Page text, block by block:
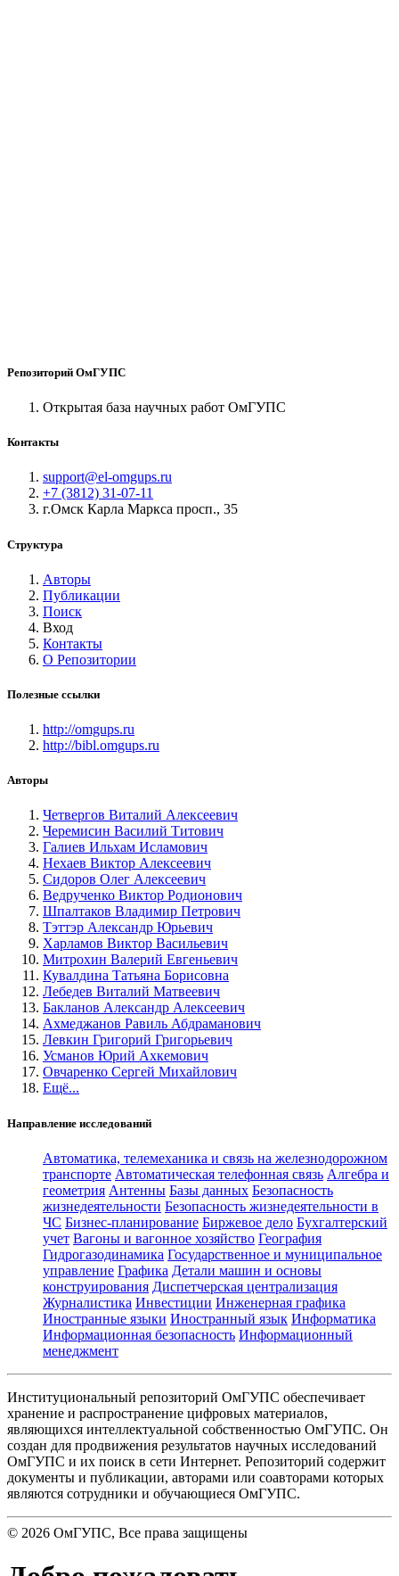
Репозиторий ОмГУПС
Открытая база научных работ ОмГУПС
Контакты
support@el-omgups.ru
+7 (3812) 31-07-11
г.Омск Карла Маркса просп., 35
Структура
Авторы
Публикации
Поиск
Вход
Контакты
О Репозитории
Полезные ссылки
http://omgups.ru
http://bibl.omgups.ru
Авторы
Четвергов Виталий Алексеевич
Черемисин Василий Титович
Галиев Ильхам Исламович
Нехаев Виктор Алексеевич
Сидоров Олег Алексеевич
Ведрученко Виктор Родионович
Шпалтаков Владимир Петрович
Тэттэр Александр Юрьевич
Харламов Виктор Васильевич
Митрохин Валерий Евгеньевич
Кувалдина Татьяна Борисовна
Лебедев Виталий Матвеевич
Бакланов Александр Алексеевич
Ахмеджанов Равиль Абдраманович
Левкин Григорий Григорьевич
Усманов Юрий Ахкемович
Овчаренко Сергей Михайлович
Ещё...
Направление исследований
Автоматика, телемеханика и связь на железнодорожном
транспорте Автоматическая телефонная связь Алгебра и
геометрия Антенны Базы данных Безопасность
жизнедеятельности Безопасность жизнедеятельности в
ЧС Бизнес-планирование Биржевое дело Бухгалтерский
учет Вагоны и вагонное хозяйство География
Гидрогазодинамика Государственное и муниципальное
управление Графика Детали машин и основы
конструирования Диспетчерская централизация
Журналистика Инвестиции Инженерная графика
Иностранные языки Иностранный язык Информатика
Информационная безопасность Информационный
менеджмент
Институциональный репозиторий ОмГУПС обеспечивает
хранение и распространение цифровых материалов,
являющихся интеллектуальной собственностью ОмГУПС. Он
создан для продвижения результатов научных исследований
ОмГУПС и их поиск в сети Интернет. Репозиторий содержит
документы и публикации, авторами или соавторами которых
являются сотрудники и обучающиеся ОмГУПС.
© 2026 ОмГУПС, Все права защищены